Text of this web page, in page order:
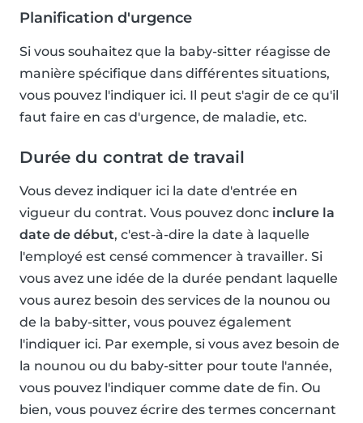
Planification d'urgence
Si vous souhaitez que la baby-sitter réagisse de
manière spécifique dans différentes situations,
vous pouvez l'indiquer ici. Il peut s'agir de ce qu'il
faut faire en cas d'urgence, de maladie, etc.
Durée du contrat de travail
Vous devez indiquer ici la date d'entrée en
vigueur du contrat. Vous pouvez donc inclure la
date de début, c'est-à-dire la date à laquelle
l'employé est censé commencer à travailler. Si
vous avez une idée de la durée pendant laquelle
vous aurez besoin des services de la nounou ou
de la baby-sitter, vous pouvez également
l'indiquer ici. Par exemple, si vous avez besoin de
la nounou ou du baby-sitter pour toute l'année,
vous pouvez l'indiquer comme date de fin. Ou
bien, vous pouvez écrire des termes concernant